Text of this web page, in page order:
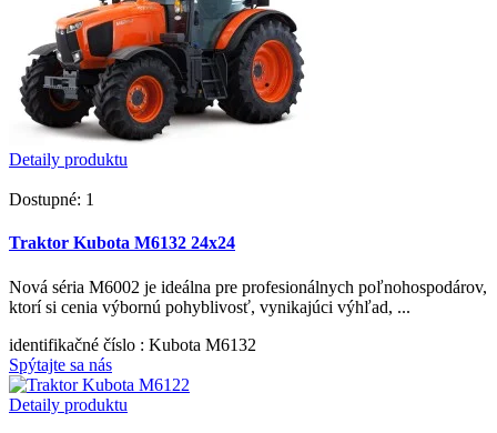
Detaily produktu
Dostupné: 1
Traktor Kubota M6132 24x24
Nová séria M6002 je ideálna pre profesionálnych poľnohospodárov,
ktorí si cenia výbornú pohyblivosť, vynikajúci výhľad, ...
identifikačné číslo : Kubota M6132
Spýtajte sa nás
Detaily produktu